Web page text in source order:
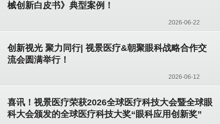
2026-06-22
械创新白皮书》典型案例！
2026-06-12
创新视光 聚力同行| 视景医疗&朝聚眼科战略合作交
流会圆满举行！
喜讯！视景医疗荣获2026全球医疗科技大会暨全球眼
科大会颁发的全球医疗科技大奖“眼科应用创新奖”